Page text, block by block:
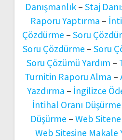
Danışmanlık – Staj
Raporu Yaptırma –
Çözdürme – Soru
Soru Çözdürme – Soru
Soru Çözümü Yardım –
Turnitin Raporu Alma –
Yazdırma – İngilizce
İntihal Oranı Düşürme
Düşürme – Web
Web Sitesine Makale